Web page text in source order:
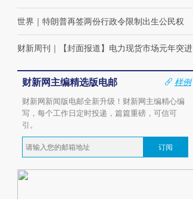
世界 ｜ 特朗普再签两份行政令限制出生公民权
财新周刊 ｜ 【封面报道】电力现货市场元年突进
财新网主编精选版电邮
样例
财新网新闻版电邮全新升级！财新网主编精心编
写，每个工作日定时投递，篇篇重磅，可信可
引。
订阅